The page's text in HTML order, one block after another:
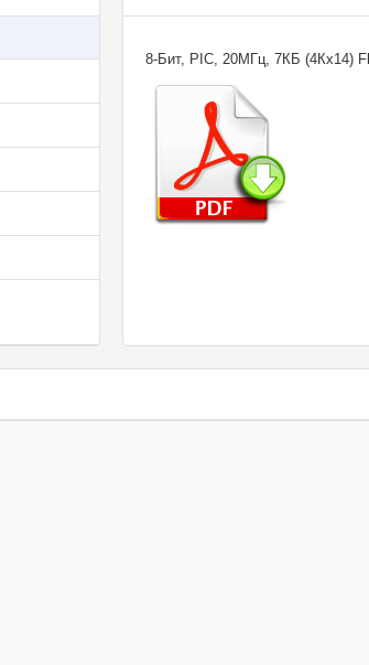
8-Бит, PIC, 20МГц, 7КБ (4Кx14)